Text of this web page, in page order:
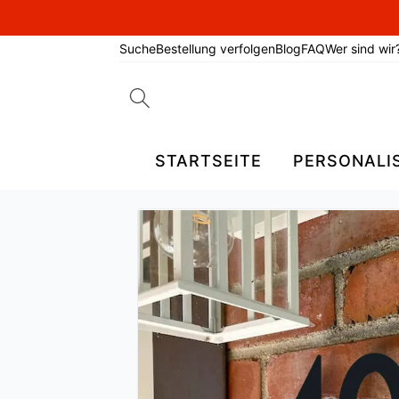
SucheBestellung verfolgenBlogFAQWer sind
STARTSEITE